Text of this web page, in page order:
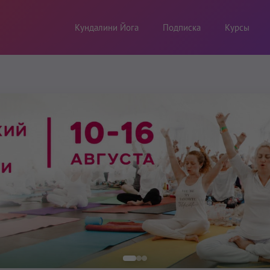
Кундалини Йога Подписка Курсы